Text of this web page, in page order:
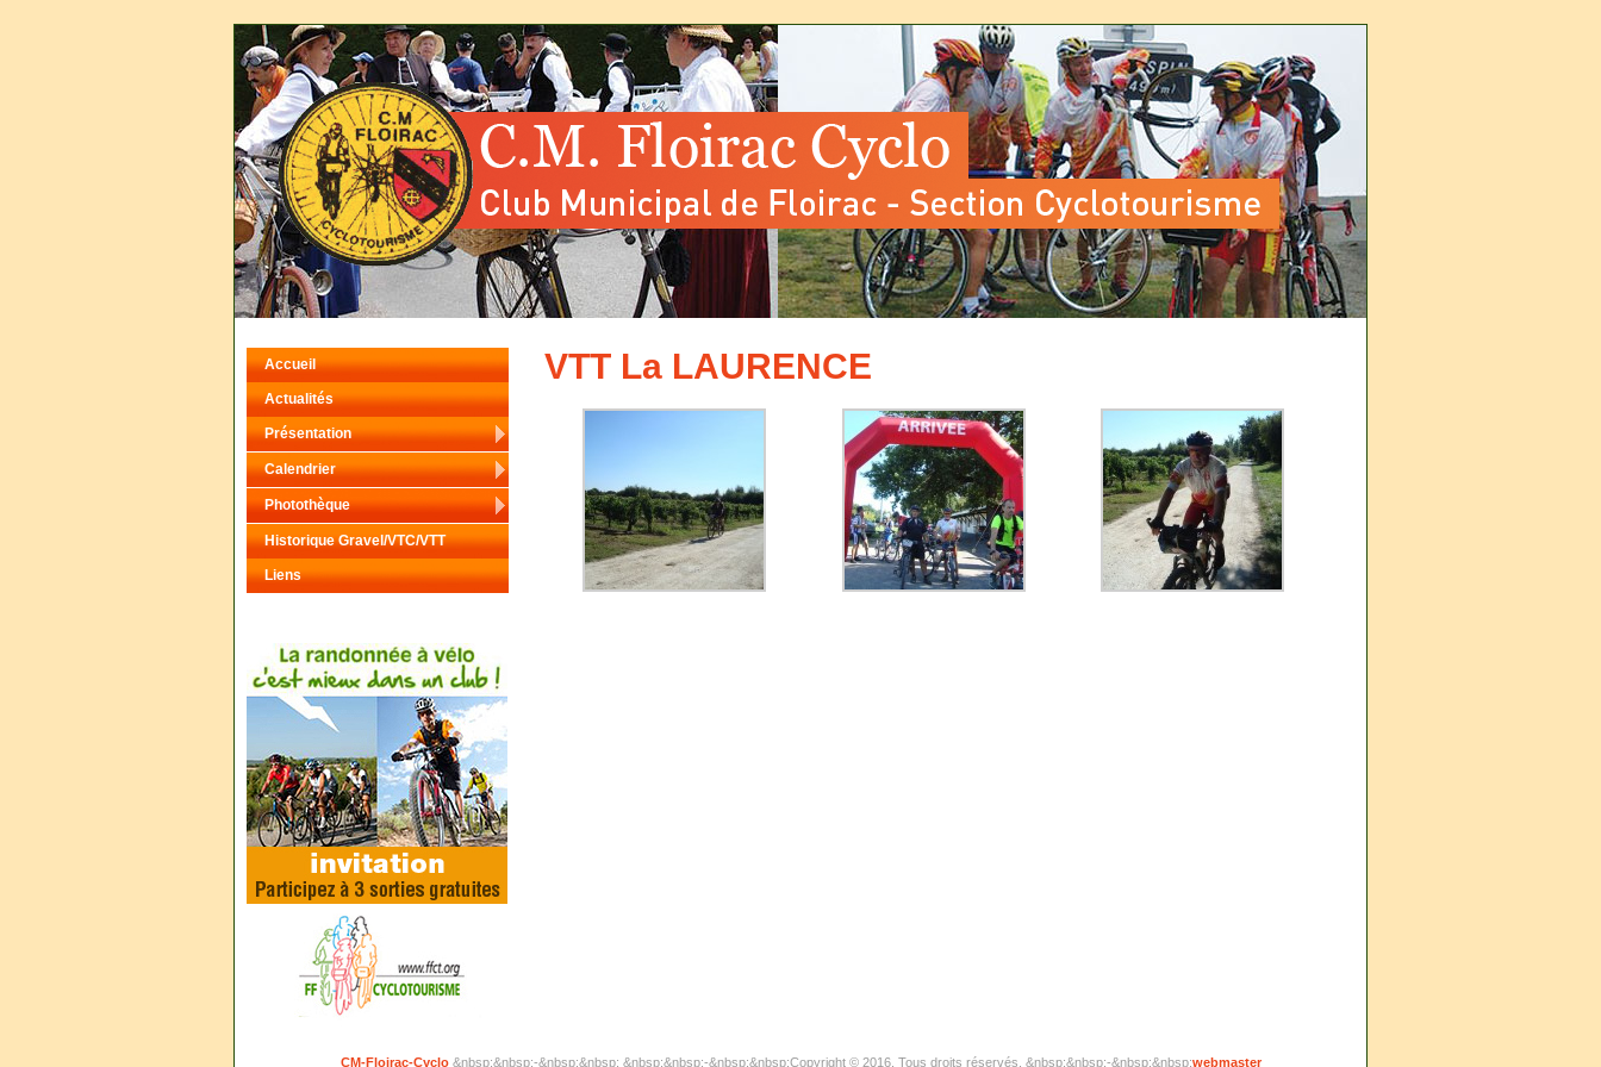
VTT La LAURENCE
Accueil
Actualités
Présentation
Calendrier
Photothèque
Historique Gravel/VTC/VTT
Liens
CM-Floirac-Cyclo &nbsp;&nbsp;-&nbsp;&nbsp; &nbsp;&nbsp;-&nbsp;&nbsp;Copyright © 2016. Tous droits réservés. &nbsp;&nbsp;-&nbsp;&nbsp;webmaster